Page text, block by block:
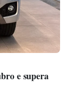
e supera